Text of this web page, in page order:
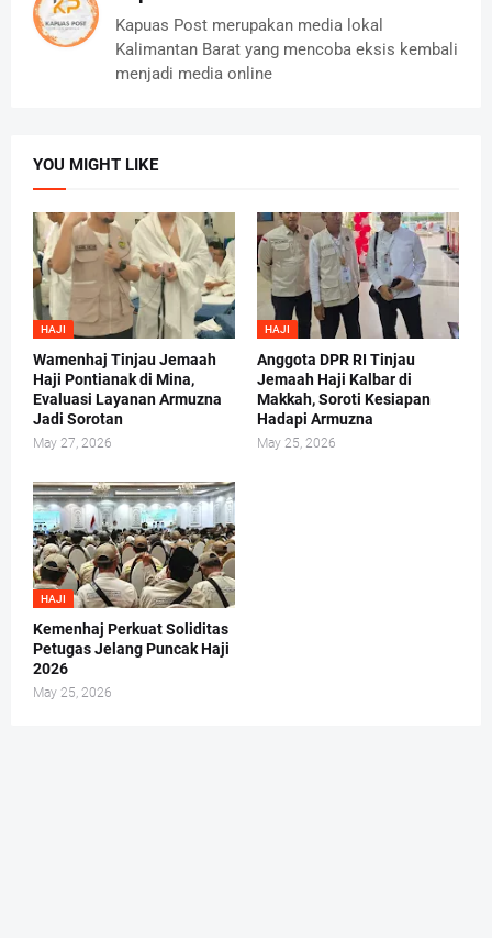
Kapuas Post merupakan media lokal
Kalimantan Barat yang mencoba eksis kembali
menjadi media online
YOU MIGHT LIKE
HAJI
Wamenhaj Tinjau Jemaah
Haji Pontianak di Mina,
Evaluasi Layanan Armuzna
Jadi Sorotan
May 27, 2026
HAJI
Anggota DPR RI Tinjau
Jemaah Haji Kalbar di
Makkah, Soroti Kesiapan
Hadapi Armuzna
May 25, 2026
HAJI
Kemenhaj Perkuat Soliditas
Petugas Jelang Puncak Haji
2026
May 25, 2026